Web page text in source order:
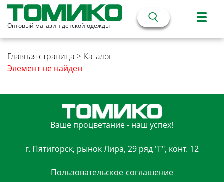
Оптовый магазин детской одежды
Главная страница > Каталог
Элемент не найден
Ваше процветание - наш успех!
г. Пятигорск, рынок Лира, 29 ряд "Г", конт. 12
Пользовательское соглашение